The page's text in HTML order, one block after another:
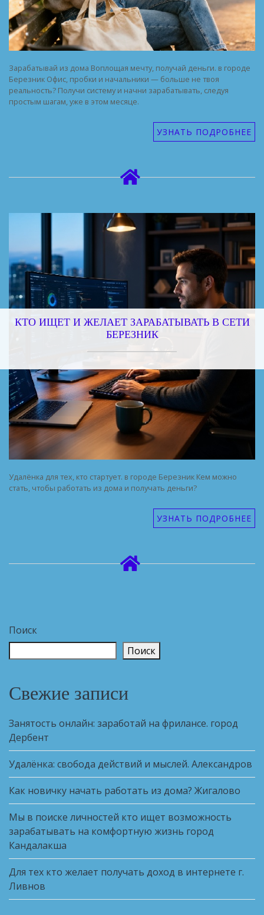
Зарабатывай из дома Воплощая мечту, получай деньги. в городе
Березник Офис, пробки и начальники — больше не твоя
реальность? Получи систему и начни зарабатывать, следуя
простым шагам, уже в этом месяце.
УЗНАТЬ ПОДРОБНЕЕ
КТО ИЩЕТ И ЖЕЛАЕТ ЗАРАБАТЫВАТЬ В СЕТИ
БЕРЕЗНИК
Удалёнка для тех, кто стартует. в городе Березник Кем можно
стать, чтобы работать из дома и получать деньги?
УЗНАТЬ ПОДРОБНЕЕ
Поиск
Поиск
Свежие записи
Занятость онлайн: заработай на фрилансе. город
Дербент
Удалёнка: свобода действий и мыслей. Александров
Как новичку начать работать из дома? Жигалово
Мы в поиске личностей кто ищет возможность
зарабатывать на комфортную жизнь город
Кандалакша
Для тех кто желает получать доход в интернете г.
Ливнов